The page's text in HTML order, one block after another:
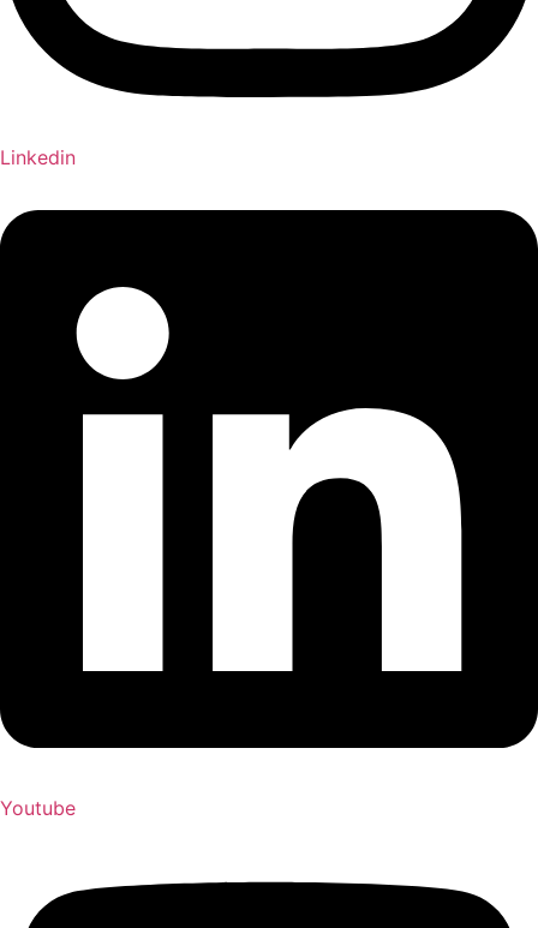
Linkedin
Youtube